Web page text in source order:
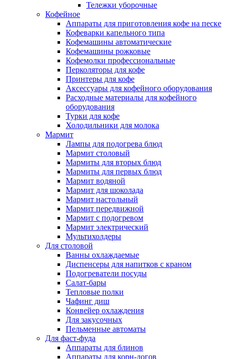
Тележки уборочные
Кофейное
Аппараты для приготовления кофе на песке
Кофеварки капельного типа
Кофемашины автоматические
Кофемашины рожковые
Кофемолки профессиональные
Перколяторы для кофе
Принтеры для кофе
Аксессуары для кофейного оборудования
Расходные материалы для кофейного
оборудования
Турки для кофе
Холодильники для молока
Мармит
Лампы для подогрева блюд
Мармит столовый
Мармиты для вторых блюд
Мармиты для первых блюд
Мармит водяной
Мармит для шоколада
Мармит настольный
Мармит передвижной
Мармит с подогревом
Мармит электрический
Мультихолдеры
Для столовой
Ванны охлаждаемые
Диспенсеры для напитков с краном
Подогреватели посуды
Салат-бары
Тепловые полки
Чафинг диш
Конвейер охлаждения
Для закусочных
Пельменные автоматы
Для фаст-фуда
Аппараты для блинов
Аппараты для корн-догов